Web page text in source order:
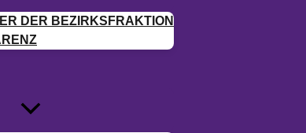
DER BEZIRKSFRAKTION